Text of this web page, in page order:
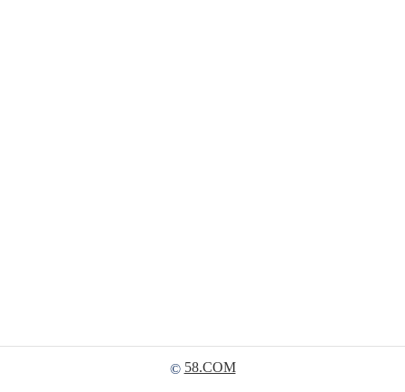
© 58.COM